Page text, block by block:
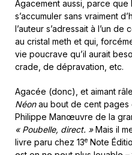
Agacement aussi, parce que
s’accumuler sans vraiment
l’auteur s’adressait à l’un
au cristal meth et qui,
vie poucrave qu’il aurait
crade, de dépravation, etc.
Agacée (donc), et aimant
Néonau bout de cent pages
Philippe Manœuvre de la
« Poubelle, direct. »Mais il
livre paru chez 13e Note